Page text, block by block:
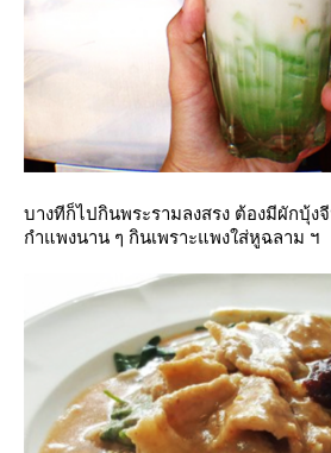
บางทีก็ไปกินพระรามลงสรง ต้องมีผักบุ้ง
กำแพงนาน ๆ กินเพราะแพงใส่หูฉลาม ฯ